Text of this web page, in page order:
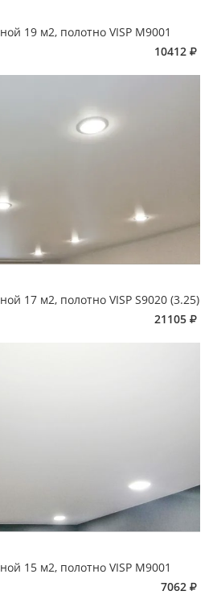
19 м2, полотно VISP M9001
10412
17 м2, полотно VISP S9020 (3.25)
21105
15 м2, полотно VISP M9001
7062